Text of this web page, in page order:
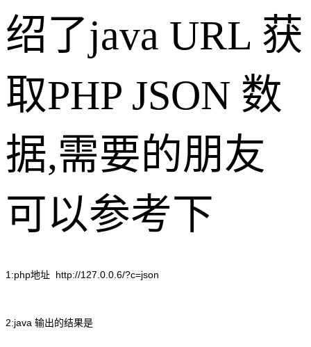
绍了java URL 获
取PHP JSON 数
据,需要的朋友
可以参考下
1:php地址 http://127.0.0.6/?c=json
2:java 输出的结果是